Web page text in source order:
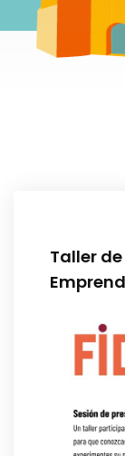
Taller de